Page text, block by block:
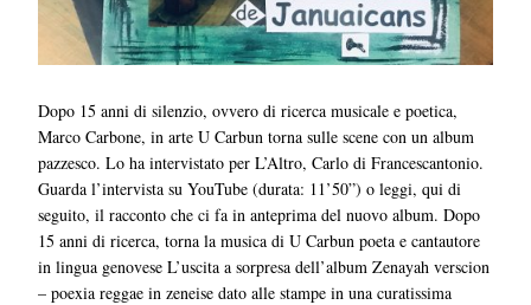
Dopo 15 anni di silenzio, ovvero di ricerca musicale e poetica,
Marco Carbone, in arte U Carbun torna sulle scene con un album
pazzesco. Lo ha intervistato per L’Altro, Carlo di Francescantonio.
Guarda l’intervista su YouTube (durata: 11’50”) o leggi, qui di
seguito, il racconto che ci fa in anteprima del nuovo album. Dopo
15 anni di ricerca, torna la musica di U Carbun poeta e cantautore
in lingua genovese L’uscita a sorpresa dell’album Zenayah verscion
– poexia reggae in zeneise dato alle stampe in una curatissima